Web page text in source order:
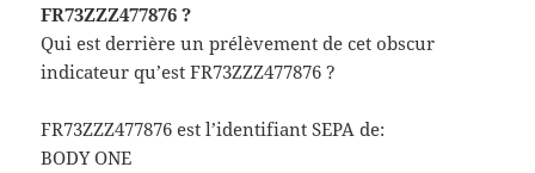
FR73ZZZ477876 ?
Qui est derrière un prélèvement de cet obscur
indicateur qu’est FR73ZZZ477876 ?
FR73ZZZ477876 est l’identifiant SEPA de:
BODY ONE